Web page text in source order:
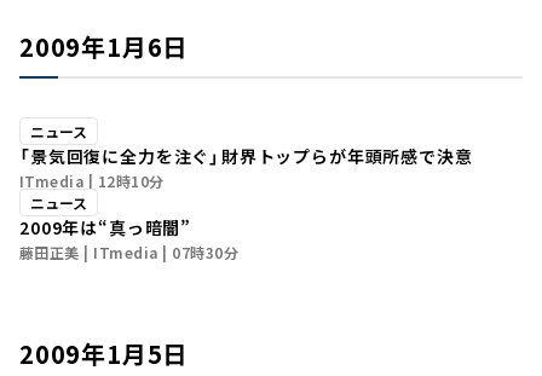
2009年1月6日
ニュース
「景気回復に全力を注ぐ」――財界トップらが年頭所感で決意
ITmedia
12時10分
ニュース
2009年は“真っ暗闇”
藤田正美 ITmedia 07時30分
2009年1月5日